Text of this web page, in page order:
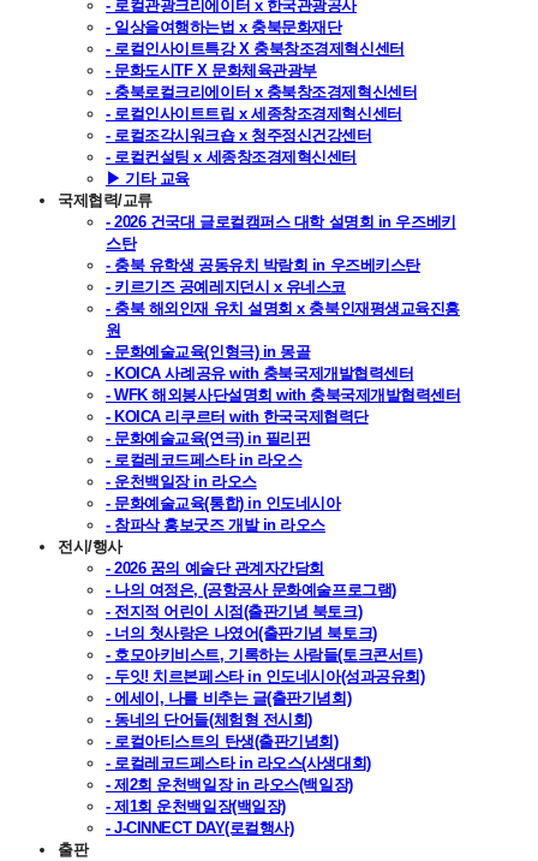
- 로컬관광크리에이터 x 한국관광공사
- 일상을여행하는법 x 충북문화재단
- 로컬인사이트특강 X 충북창조경제혁신센터
- 문화도시TF X 문화체육관광부
- 충북로컬크리에이터 x 충북창조경제혁신센터
- 로컬인사이트트립 x 세종창조경제혁신센터
- 로컬조각시워크숍 x 청주정신건강센터
- 로컬컨설팅 x 세종창조경제혁신센터
▶ 기타 교육
국제협력/교류
- 2026 건국대 글로컬캠퍼스 대학 설명회 in 우즈베키
스탄
- 충북 유학생 공동유치 박람회 in 우즈베키스탄
- 키르기즈 공예레지던시 x 유네스코
- 충북 해외인재 유치 설명회 x 충북인재평생교육진흥
원
- 문화예술교육(인형극) in 몽골
- KOICA 사례공유 with 충북국제개발협력센터
- WFK 해외봉사단설명회 with 충북국제개발협력센터
- KOICA 리쿠르터 with 한국국제협력단
- 문화예술교육(연극) in 필리핀
- 로컬레코드페스타 in 라오스
- 운천백일장 in 라오스
- 문화예술교육(통합) in 인도네시아
- 참파삭 홍보굿즈 개발 in 라오스
전시/행사
- 2026 꿈의 예술단 관계자간담회
- 나의 여정은, (공항공사 문화예술프로그램)
- 전지적 어린이 시점(출판기념 북토크)
- 너의 첫사랑은 나였어(출판기념 북토크)
- 호모아키비스트, 기록하는 사람들(토크콘서트)
- 두잇! 치르본페스타 in 인도네시아(성과공유회)
- 에세이, 나를 비추는 글(출판기념회)
- 동네의 단어들(체험형 전시회)
- 로컬아티스트의 탄생(출판기념회)
- 로컬레코드페스타 in 라오스(사생대회)
- 제2회 운천백일장 in 라오스(백일장)
- 제1회 운천백일장(백일장)
- J-CINNECT DAY(로컬행사)
출판